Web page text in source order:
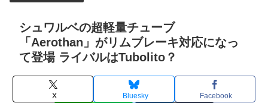
シュワルベの超軽量チューブ
「Aerothan」がリムブレーキ対応になっ
て登場 ライバルはTubolito？
X Bluesky Facebook